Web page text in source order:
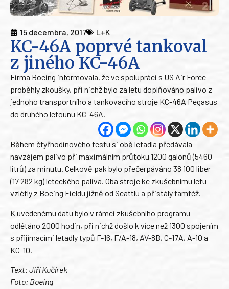
15 decembra, 2017 L+K
KC-46A poprvé tankoval
z jiného KC-46A
Firma Boeing informovala, že ve spolupráci s US Air Force
proběhly zkoušky, při nichž bylo za letu doplňováno palivo z
jednoho transportního a tankovacího stroje KC-46A Pegasus
do druhého letounu KC-46A.
Během čtyřhodinového testu si obě letadla předávala
navzájem palivo při maximálním průtoku 1200 galonů (5460
litrů) za minutu. Celkově pak bylo přečerpáváno 38 100 liber
(17 282 kg) leteckého paliva. Oba stroje ke zkušebnímu letu
vzlétly z Boeing Fieldu jižně od Seattlu a přistály tamtéž.
K uvedenému datu bylo v rámci zkušebního programu
odlétáno 2000 hodin, při nichž došlo k více než 1300 spojením
s přijímacími letadly typů F-16, F/A-18, AV-8B, C-17A, A-10 a
KC-10.
Text: Jiří Kučírek
Foto: Boeing